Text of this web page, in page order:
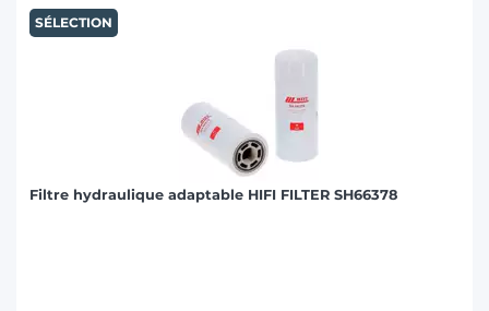
SÉLECTION
Filtre hydraulique adaptable HIFI FILTER SH66378